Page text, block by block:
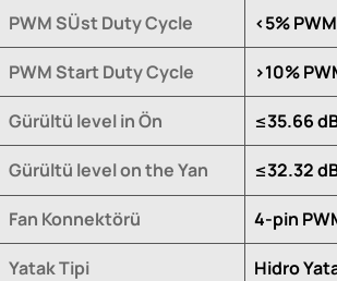
PWM SÜst Duty Cycle <5% PWM
PWM Start Duty Cycle >10%
Gürültü level in Ön ≤35.66
Gürültü level on the Yan ≤32.32
Fan Konnektörü 4-pin
Yatak Tipi Hidro